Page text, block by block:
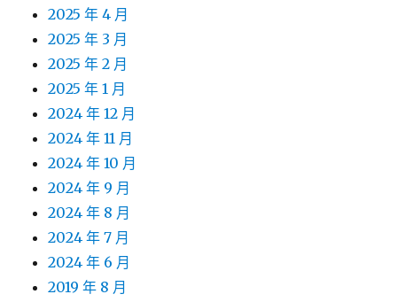
2025 年 4 月
2025 年 3 月
2025 年 2 月
2025 年 1 月
2024 年 12 月
2024 年 11 月
2024 年 10 月
2024 年 9 月
2024 年 8 月
2024 年 7 月
2024 年 6 月
2019 年 8 月